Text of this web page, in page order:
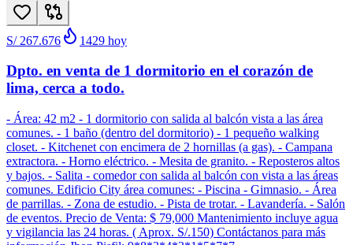
S/ 267.676 1429 hoy
Dpto. en venta de 1 dormitorio en el corazón de
lima, cerca a todo.
- Área: 42 m2 - 1 dormitorio con salida al balcón vista a las área
comunes. - 1 baño (dentro del dormitorio) - 1 pequeño walking
closet. - Kitchenet con encimera de 2 hornillas (a gas). - Campana
extractora. - Horno eléctrico. - Mesita de granito. - Reposteros altos
y bajos. - Salita - comedor con salida al balcón con vista a las áreas
comunes. Edificio City área comunes: - Piscina - Gimnasio. - Área
de parrillas. - Zona de estudio. - Pista de trotar. - Lavandería. - Salón
de eventos. Precio de Venta: $ 79,000 Mantenimiento incluye agua
y vigilancia las 24 horas. ( Aprox. S/.150) Contáctanos para más